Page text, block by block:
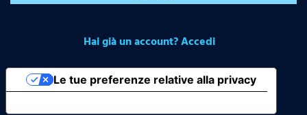
Hai già un account? Accedi
Le tue preferenze relative alla privacy